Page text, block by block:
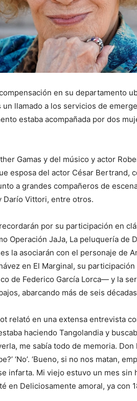
en su departamento
llamado a los servicios de
estaba acompañada por dos
Gamas y del músico y actor
esposa del actor César Bertrand,
a grandes compañeros de
Darío Vittori, entre otros.
por su participación en
Operación JaJa, La peluquería de
la asociarán con el personaje de
en El Marginal, su
de Federico García Lorca— y la
abarcando más de seis
relató en una extensa entrevista
haciendo Tangolandia y
me sabía todo de memoria.
‘No’. ‘Bueno, si no nos matan,
infarta. Mi viejo estuvo un mes sin
en Deliciosamente amoral, ya con